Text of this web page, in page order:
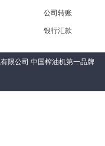
公司转账
银行汇款
限公司 中国榨油机第一品牌